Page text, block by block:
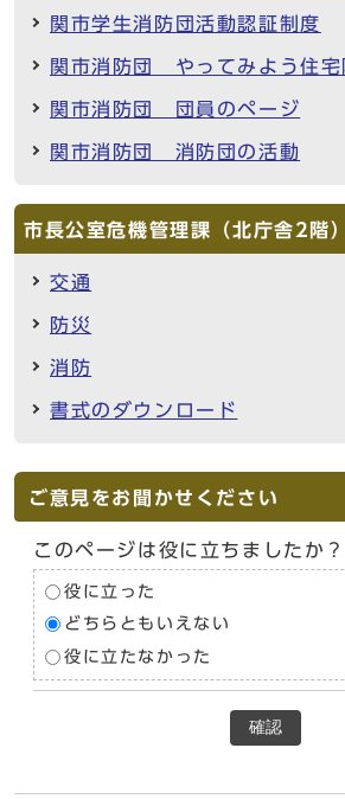
関市学生消防団活動認証制度
関市消防団 やってみよう住宅
関市消防団 団員のページ
関市消防団 消防団の活動
市長公室危機管理課（北庁舎2階）
交通
防災
消防
書式のダウンロード
ご意見をお聞かせください
このページは役に立ちましたか？
役に立った
どちらともいえない
役に立たなかった
確認